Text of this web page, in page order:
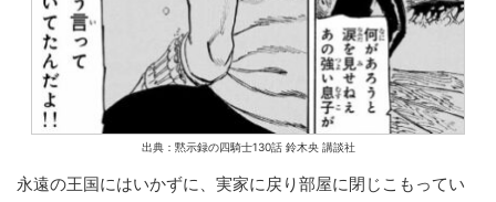
出典：黙示録の四騎士130話 鈴木央 講談社
永遠の王国にはいかずに、実家に戻り部屋に閉じこもってい